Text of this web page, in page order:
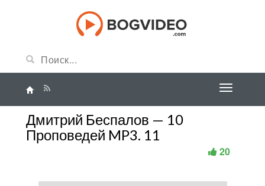
Дмитрий Беспалов — 10
Проповедей MP3. 11
20